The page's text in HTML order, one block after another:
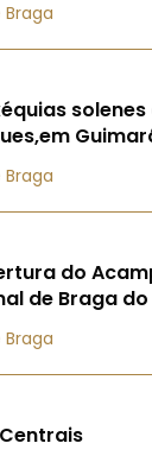
solenes
do
de Braga do